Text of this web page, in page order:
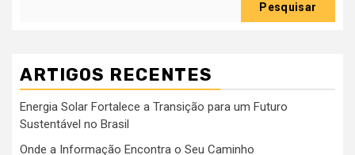
Pesquisar
ARTIGOS RECENTES
Energia Solar Fortalece a Transição para um Futuro
Sustentável no Brasil
Onde a Informação Encontra o Seu Caminho